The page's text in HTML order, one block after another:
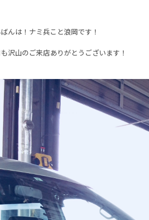
んは！ナミ兵こと浪岡です！
沢山のご来店ありがとうございます！